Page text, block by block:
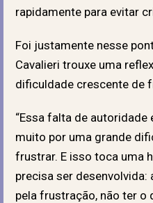
rapidamente para evitar
Foi justamente nesse
Cavalieri trouxe uma
dificuldade crescente de
“Essa falta de
muito por uma grande
frustrar. E isso toca uma
precisa ser desenvolvida:
pela frustração, não ter o